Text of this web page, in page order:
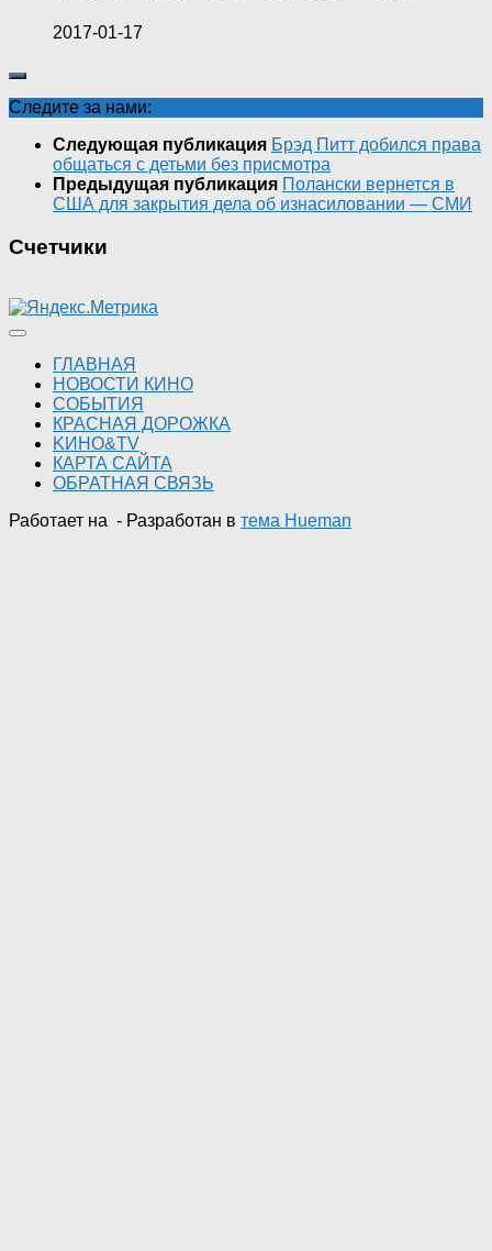
2017-01-17
Следите за нами:
Следующая публикация Брэд Питт добился права
общаться с детьми без присмотра
Предыдущая публикация Полански вернется в
США для закрытия дела об изнасиловании — СМИ
Счетчики
ГЛАВНАЯ
НОВОСТИ КИНО
СОБЫТИЯ
КРАСНАЯ ДОРОЖКА
KИНО&TV
КАРТА САЙТА
ОБРАТНАЯ СВЯЗЬ
Работает на - Разработан в тема Hueman